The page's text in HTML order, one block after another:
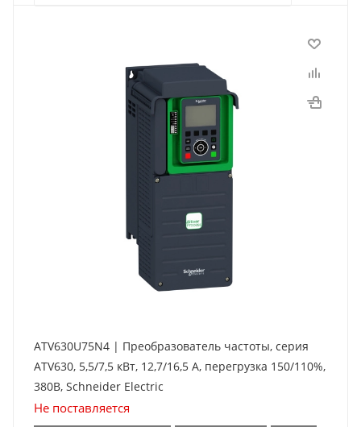
ATV630U75N4 | Преобразователь частоты, серия
ATV630, 5,5/7,5 кВт, 12,7/16,5 А, перегрузка 150/110%,
380B, Schneider Electric
Не поставляется